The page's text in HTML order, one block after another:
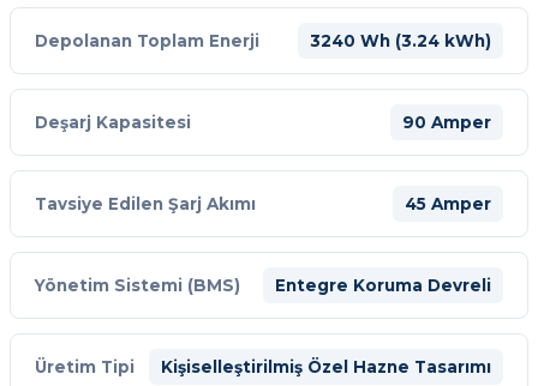
Depolanan Toplam Enerji 3240 Wh (3.24 kWh)
Deşarj Kapasitesi 90 Amper
Tavsiye Edilen Şarj Akımı 45 Amper
Yönetim Sistemi (BMS) Entegre Koruma Devreli
Üretim Tipi Kişiselleştirilmiş Özel Hazne Tasarımı